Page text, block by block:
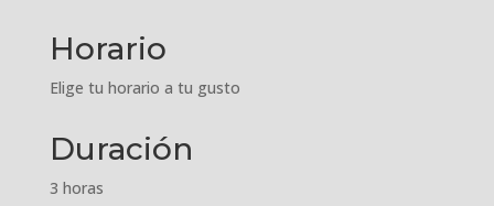
Horario
Elige tu horario a tu gusto
Duración
3 horas